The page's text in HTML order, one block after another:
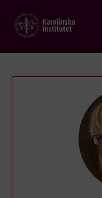
main